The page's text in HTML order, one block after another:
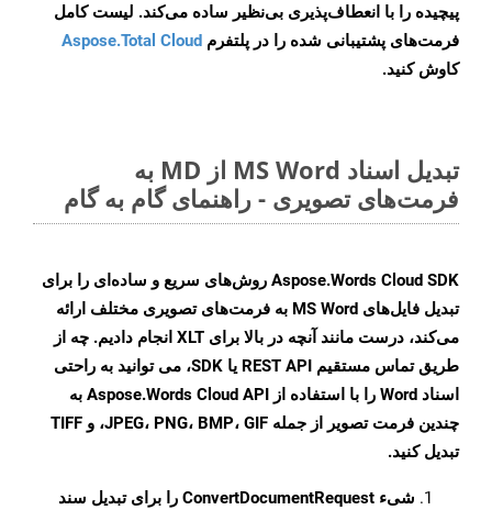
پیچیده را با انعطاف‌پذیری بی‌نظیر ساده می‌کند. لیست کامل
فرمت‌های پشتیبانی شده را در پلتفرم Aspose.Total Cloud
کاوش کنید.
تبدیل اسناد MS Word از MD به
فرمت‌های تصویری - راهنمای گام به گام
Aspose.Words Cloud SDK روش‌های سریع و ساده‌ای را برای
تبدیل فایل‌های MS Word به فرمت‌های تصویری مختلف ارائه
می‌کند، درست مانند آنچه در بالا برای XLT انجام دادیم. چه از
طریق تماس مستقیم REST API یا SDK، می توانید به راحتی
اسناد Word را با استفاده از Aspose.Words Cloud API به
چندین فرمت تصویر از جمله JPEG، PNG، BMP، GIF، و TIFF
تبدیل کنید.
شیء ConvertDocumentRequest را برای تبدیل سند